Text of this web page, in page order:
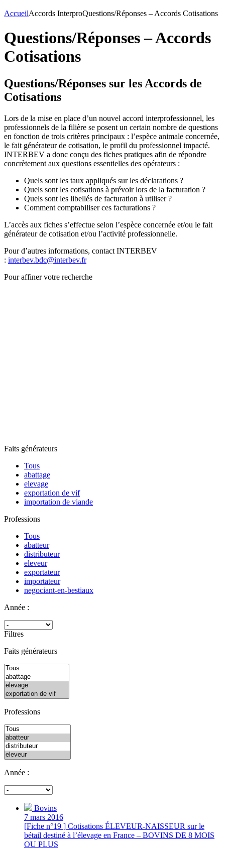
AccueilAccords InterproQuestions/Réponses – Accords Cotisations
Questions/Réponses – Accords
Cotisations
Questions/Réponses sur les Accords de
Cotisations
Lors de la mise en place d’un nouvel accord interprofessionnel, les
professionnels de la filière se posent un certain nombre de questions
en fonction de trois critères principaux : l’espèce animale concernée,
le fait générateur de cotisation, le profil du professionnel impacté.
INTERBEV a donc conçu des fiches pratiques afin de répondre
concrètement aux questions essentielles des opérateurs :
Quels sont les taux appliqués sur les déclarations ?
Quels sont les cotisations à prévoir lors de la facturation ?
Quels sont les libellés de facturation à utiliser ?
Comment comptabiliser ces facturations ?
L’accès aux fiches s’effectue selon l’espèce concernée et/ou le fait
générateur de cotisation et/ou l’activité professionnelle.
Pour d’autres informations, contact INTERBEV
: interbev.bdc@interbev.fr
Pour affiner votre recherche
Faits générateurs
Tous
abattage
elevage
exportation de vif
importation de viande
Professions
Tous
abatteur
distributeur
eleveur
exportateur
importateur
negociant-en-bestiaux
Année :
Filtres
Faits générateurs
Professions
Année :
Bovins
7 mars 2016
[Fiche n°19 ] Cotisations ÉLEVEUR-NAISSEUR sur le
bétail destiné à l’élevage en France – BOVINS DE 8 MOIS
OU PLUS